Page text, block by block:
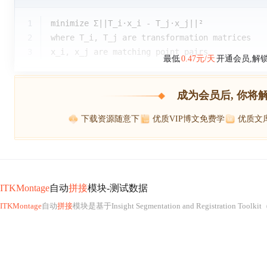
1
minimize Σ||T_i·x_i - T_j·x_j||²
where T_i, T_j are transformation matrices
x_i, x_j are matching point pairs
最低0.47元/天 开通会员,解
成为会员后, 你将
下载资源随意下 优质VIP博文免费学 优质文
ITKMontage自动拼接模块-测试数据
ITKMontage自动拼接模块是基于Insight Segmentation and Registration